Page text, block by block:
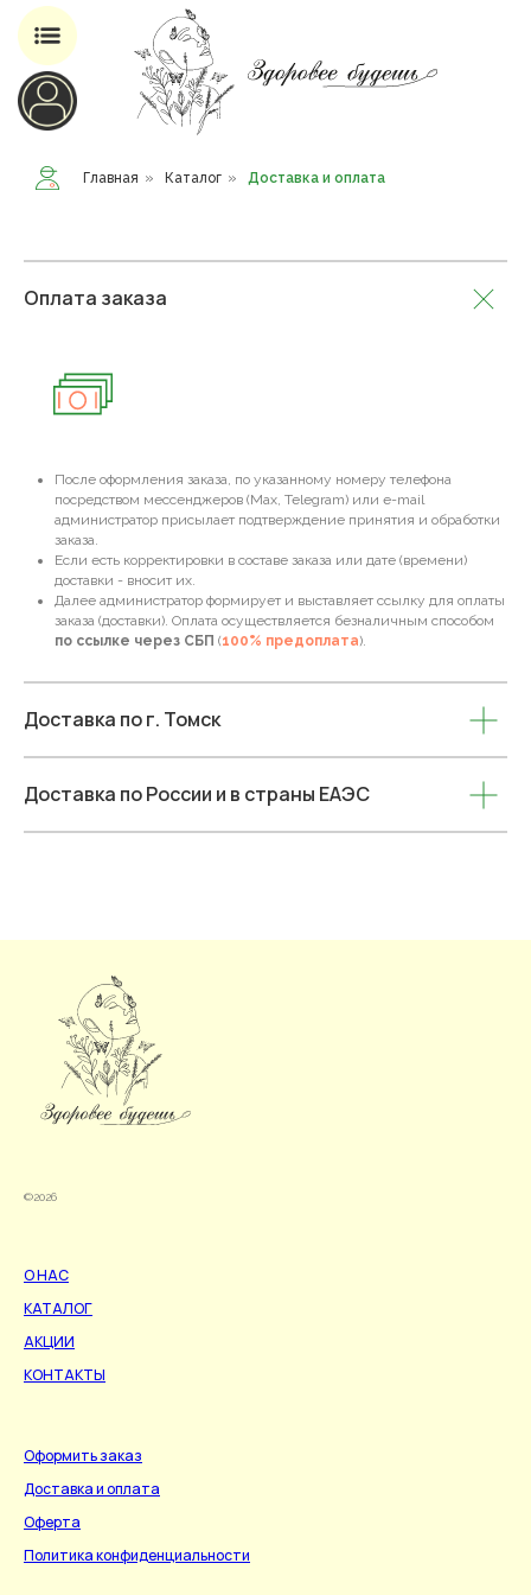
Главная » Каталог » Доставка и оплата
Оплата заказа
После оформления заказа, по указанному номеру телефона
посредством мессенджеров (Max, Telegram) или e-mail
администратор присылает подтверждение принятия и обработки
заказа.
Если есть корректировки в составе заказа или дате (времени)
доставки - вносит их.
Далее администратор формирует и выставляет ссылку для оплаты
заказа (доставки). Оплата осуществляется безналичным способом
по ссылке через СБП (100% предоплата).
Доставка по г. Томск
Доставка по России и в страны ЕАЭС
©2026
О НАС
КАТАЛОГ
АКЦИИ
КОНТАКТЫ
Оформить заказ
Доставка и оплата
Оферта
Политика конфиденциальности